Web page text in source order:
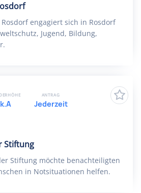
engagiert sich in Rosdorf
Jugend, Bildung,
Stiftung
Stiftung möchte benachteiligten
in Notsituationen helfen.
k.A
ANTRAG
Jederzeit